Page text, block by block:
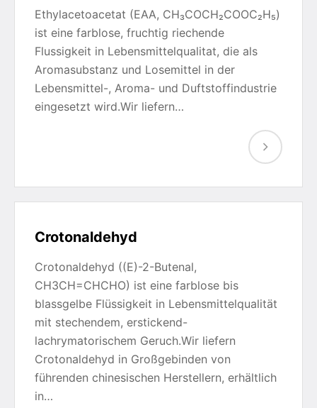
Ethylacetoacetat (EAA, CH₃COCH₂COOC₂H₅)
ist eine farblose, fruchtig riechende
Flussigkeit in Lebensmittelqualitat, die als
Aromasubstanz und Losemittel in der
Lebensmittel-, Aroma- und Duftstoffindustrie
eingesetzt wird.Wir liefern…
Crotonaldehyd
Crotonaldehyd ((E)-2-Butenal,
CH3CH=CHCHO) ist eine farblose bis
blassgelbe Flüssigkeit in Lebensmittelqualität
mit stechendem, erstickend-
lachrymatorischem Geruch.Wir liefern
Crotonaldehyd in Großgebinden von
führenden chinesischen Herstellern, erhältlich
in…